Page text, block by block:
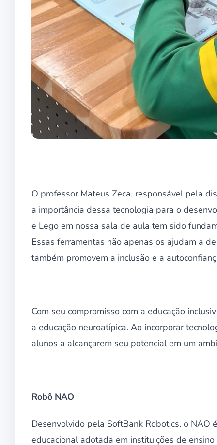
O professor Mateus Zeca, responsável pela
a importância dessa tecnologia para o
e Lego em nossa sala de aula tem sido
Essas ferramentas não apenas os ajudam a
também promovem a inclusão e a
Com seu compromisso com a educação
a educação neuroatípica. Ao incorporar
alunos a alcançarem seu potencial em um
Robô NAO
Desenvolvido pela SoftBank Robotics, o
educacional adotada em instituições de